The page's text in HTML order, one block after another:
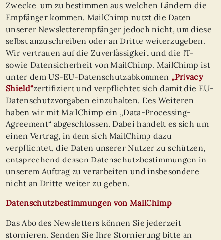
Zwecke, um zu bestimmen aus welchen Ländern die
Empfänger kommen. MailChimp nutzt die Daten
unserer Newsletterempfänger jedoch nicht, um diese
selbst anzuschreiben oder an Dritte weiterzugeben.
Wir vertrauen auf die Zuverlässigkeit und die IT-
sowie Datensicherheit von MailChimp. MailChimp ist
unter dem US-EU-Datenschutzabkommen „Privacy
Shield“zertifiziert und verpflichtet sich damit die EU-
Datenschutzvorgaben einzuhalten. Des Weiteren
haben wir mit MailChimp ein „Data-Processing-
Agreement“ abgeschlossen. Dabei handelt es sich um
einen Vertrag, in dem sich MailChimp dazu
verpflichtet, die Daten unserer Nutzer zu schützen,
entsprechend dessen Datenschutzbestimmungen in
unserem Auftrag zu verarbeiten und insbesondere
nicht an Dritte weiter zu geben.
Datenschutzbestimmungen von MailChimp
Das Abo des Newsletters können Sie jederzeit
stornieren. Senden Sie Ihre Stornierung bitte an